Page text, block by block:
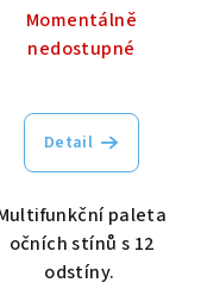
Momentálně
nedostupné
Detail
paleta
očních stínů s 12
odstíny.